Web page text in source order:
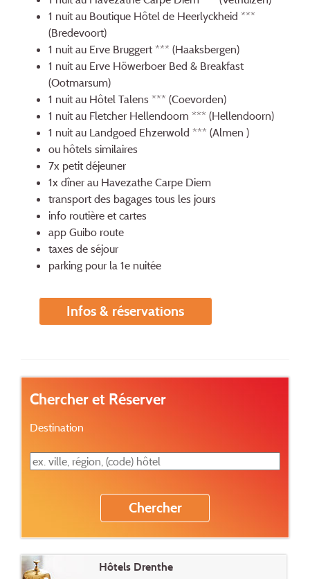
1 nuit au Boutique Hôtel de Heerlyckheid ***
(Bredevoort)
1 nuit au Erve Bruggert *** (Haaksbergen)
1 nuit au Erve Höwerboer Bed & Breakfast
(Ootmarsum)
1 nuit au Hôtel Talens *** (Coevorden)
1 nuit au Fletcher Hellendoorn *** (Hellendoorn)
1 nuit au Landgoed Ehzerwold *** (Almen )
ou hôtels similaires
7x petit déjeuner
1x dîner au Havezathe Carpe Diem
transport des bagages tous les jours
info routière et cartes
app Guibo route
taxes de séjour
parking pour la 1e nuitée
Infos & réservations
Chercher et Réserver
Destination
Hôtels Drenthe